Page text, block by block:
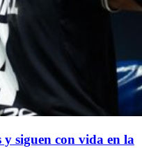
y siguen con vida en la